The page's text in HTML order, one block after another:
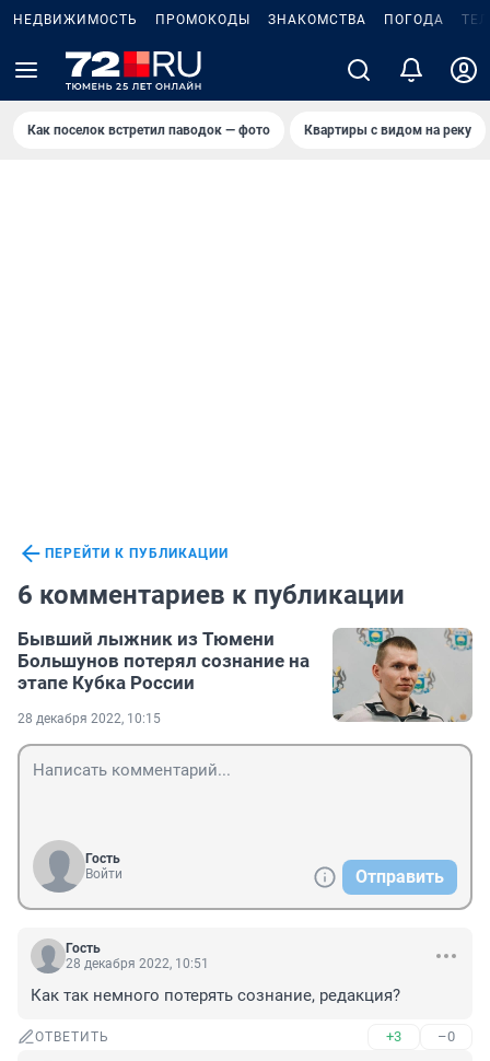
НЕДВИЖИМОСТЬ ПРОМОКОДЫ ЗНАКОМСТВА ПОГОДА
Как поселок встретил паводок — фото Квартиры с видом на реку
ПЕРЕЙТИ К ПУБЛИКАЦИИ
6 комментариев к публикации
Бывший лыжник из Тюмени
Большунов потерял сознание на
этапе Кубка России
28 декабря 2022, 10:15
Гость
Войти
Отправить
Гость
28 декабря 2022, 10:51
Как так немного потерять сознание, редакция?
ОТВЕТИТЬ +3 –0